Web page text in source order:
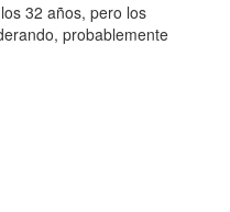
32 años, pero los
probablemente